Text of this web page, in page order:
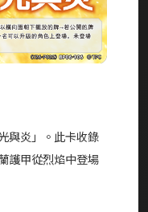
與炎」。此卡收錄
護甲從烈焰中登場